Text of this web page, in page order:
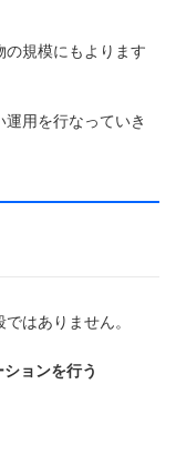
規模にもよります
用を行なっていき
はありません。
ョンを行う